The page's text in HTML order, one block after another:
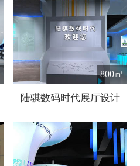
800㎡
陆骐数码时代展厅设计